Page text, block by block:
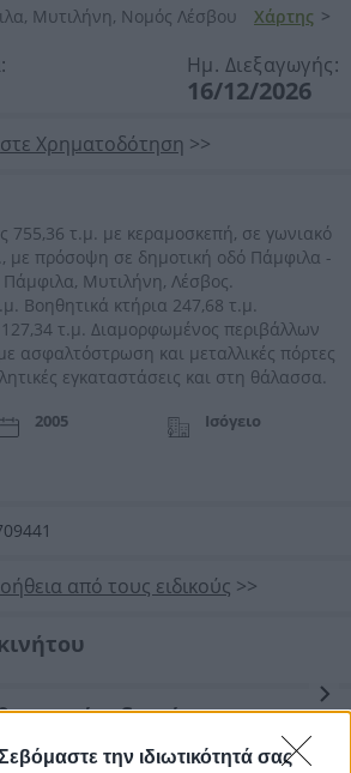
την ιδιωτικότητά σας
Μυτιλήνη, Νομός Λέσβου Χάρτης >
Ημ. Διεξαγωγής:
16/12/2026
Χρηματοδότηση >>
755,36 τ.μ. με κεραμοσκεπή, σε γωνιακό
με πρόσοψη σε δημοτική οδό Πάμφιλα -
Μυτιλήνη, Λέσβος.
Βοηθητικά κτήρια 247,68 τ.μ.
τ.μ. Διαμορφωμένος περιβάλλων
ασφαλτόστρωση και μεταλλικές πόρτες
εγκαταστάσεις και στη θάλασσα.
2005
Ισόγειο
από τους ειδικούς >>
από ειδικούς;
για συμμετοχή